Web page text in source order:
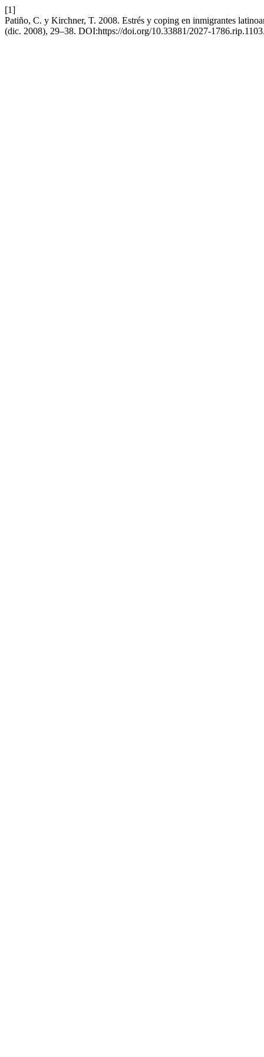
[1]
Patiño, C. y Kirchner, T. 2008. Estrés y coping en inmigrantes
(dic. 2008), 29–38. DOI:https://doi.org/10.33881/2027-